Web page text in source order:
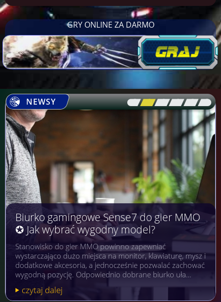
GRY ONLINE ZA DARMO
NEWSY [\ \\ \\ \\ \\ \]
Biurko gamingowe Sense7 do gier MMO
✪ Jak wybrać wygodny model?
Stanowisko do gier MMO powinno zapewniać
wystarczająco dużo miejsca na monitor, klawiaturę, mysz i
dodatkowe akcesoria, a jednocześnie pozwalać zachować
wygodną pozycję. Odpowiednio dobrane biurko uła…
czytaj dalej